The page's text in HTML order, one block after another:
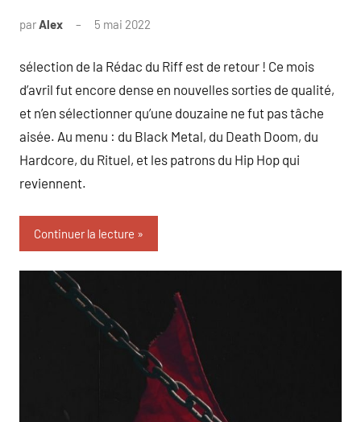
parAlex 5 mai 2022
sélection de la Rédac du Riff est de retour ! Ce mois
d’avril fut encore dense en nouvelles sorties de qualité,
et n’en sélectionner qu’une douzaine ne fut pas tâche
aisée. Au menu : du Black Metal, du Death Doom, du
Hardcore, du Rituel, et les patrons du Hip Hop qui
reviennent.
Continuer la lecture